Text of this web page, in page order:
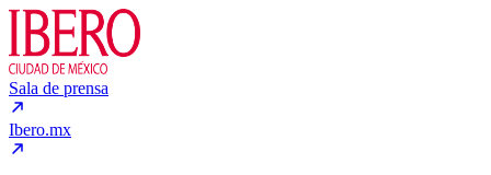
Sala de prensa
Ibero.mx